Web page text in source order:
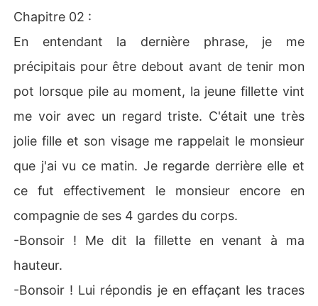
Chapitre 02 :
En entendant la dernière phrase, je me
précipitais pour être debout avant de tenir mon
pot lorsque pile au moment, la jeune fillette vint
me voir avec un regard triste. C'était une très
jolie fille et son visage me rappelait le monsieur
que j'ai vu ce matin. Je regarde derrière elle et
ce fut effectivement le monsieur encore en
compagnie de ses 4 gardes du corps.
-Bonsoir ! Me dit la fillette en venant à ma
hauteur.
-Bonsoir ! Lui répondis je en effaçant les traces